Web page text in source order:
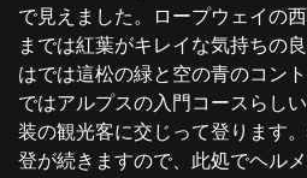
で見えました。ロープウェイの
までは紅葉がキレイな気持ちの
はでは這松の緑と空の青のコン
ではアルプスの入門コースらし
装の観光客に交じって登ります
登が続きますので、此処でヘル